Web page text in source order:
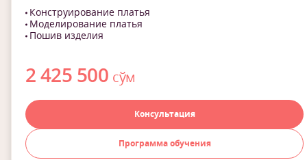
Конструирование платья
Моделирование платья
Пошив изделия
2 425 500 сўм
Консультация
Программа обучения